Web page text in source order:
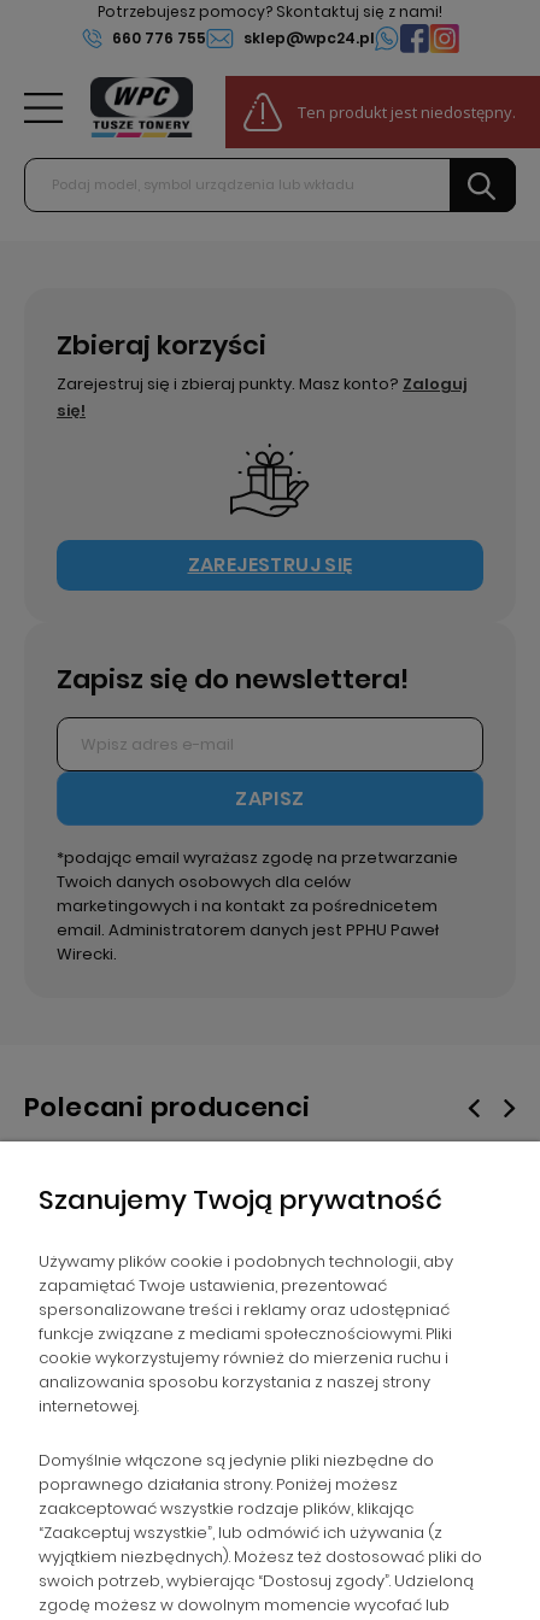
Potrzebujesz pomocy? Skontaktuj się z nami!
660 776 755
sklep@wpc24.pl
0
Do darmowej dostawy:
Ten produkt jest niedostępny.
Zbieraj korzyści
Zarejestruj się i zbieraj punkty. Masz konto? Zaloguj
się!
ZAREJESTRUJ SIĘ
Zapisz się do newslettera!
ZAPISZ
*podając email wyrażasz zgodę na przetwarzanie
Twoich danych osobowych dla celów
marketingowych i na kontakt za pośrednicetem
email. Administratorem danych jest PPHU Paweł
Wirecki.
Polecani producenci
NAWIGACJA
POMOC
ZAMÓWIENIA
POPULARNE KATEGORIE
Szanujemy Twoją prywatność
Używamy plików cookie i podobnych technologii, aby
zapamiętać Twoje ustawienia, prezentować
spersonalizowane treści i reklamy oraz udostępniać
funkcje związane z mediami społecznościowymi. Pliki
cookie wykorzystujemy również do mierzenia ruchu i
analizowania sposobu korzystania z naszej strony
internetowej.
Domyślnie włączone są jedynie pliki niezbędne do
poprawnego działania strony. Poniżej możesz
zaakceptować wszystkie rodzaje plików, klikając
“Zaakceptuj wszystkie”, lub odmówić ich używania (z
wyjątkiem niezbędnych). Możesz też dostosować pliki do
swoich potrzeb, wybierając “Dostosuj zgody”. Udzieloną
zgodę możesz w dowolnym momencie wycofać lub